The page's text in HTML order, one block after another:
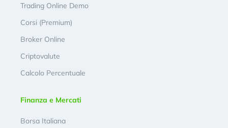
Trading Online Demo
Corsi (Premium)
Broker Online
Criptovalute
Calcolo Percentuale
Finanza e Mercati
Borsa Italiana